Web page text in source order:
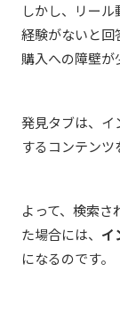
しかし、リー
経験がないと回
購入への障壁が
発見タブは、イ
するコンテンツ
よって、検索
た場合には、 イ
になるのです。